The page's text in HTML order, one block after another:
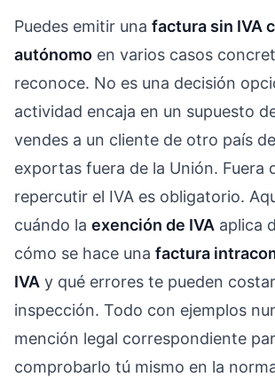
Puedes emitir una factura sin IVA
autónomo en varios casos
reconoce. No es una decisión
actividad encaja en un supuesto
vendes a un cliente de otro país
exportas fuera de la Unión. Fuera
repercutir el IVA es obligatorio.
cuándo la exención de IVA aplica
cómo se hace una factura
IVA y qué errores te pueden
inspección. Todo con ejemplos
mención legal correspondiente
comprobarlo tú mismo en la